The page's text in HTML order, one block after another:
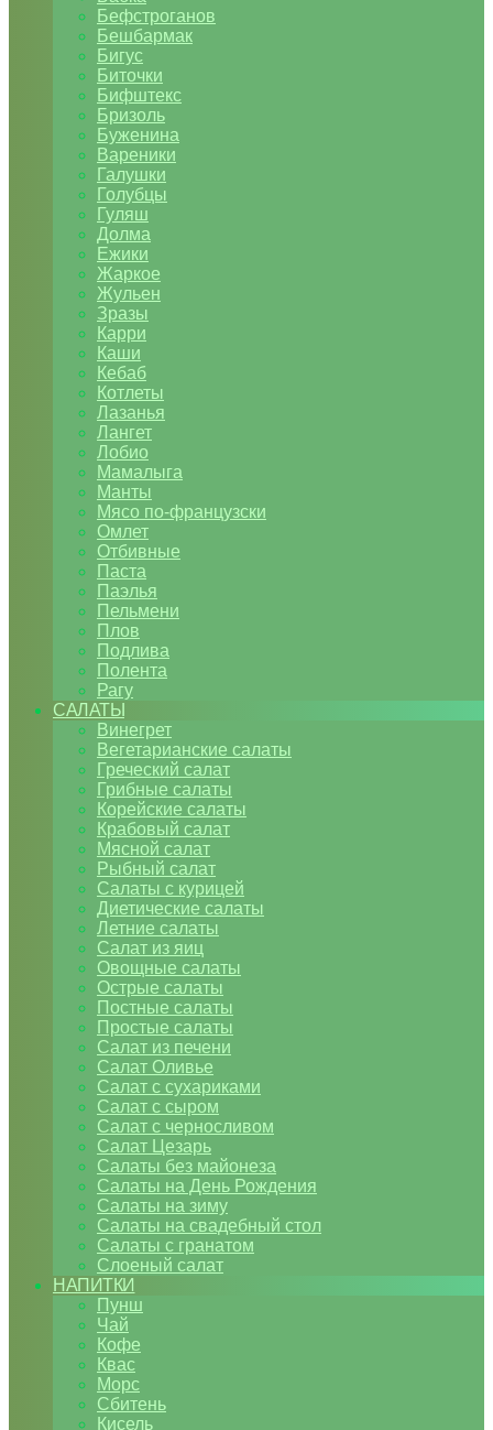
Бефстроганов
Бешбармак
Бигус
Биточки
Бифштекс
Бризоль
Буженина
Вареники
Галушки
Голубцы
Гуляш
Долма
Ежики
Жаркое
Жульен
Зразы
Карри
Каши
Кебаб
Котлеты
Лазанья
Лангет
Лобио
Мамалыга
Манты
Мясо по-французски
Омлет
Отбивные
Паста
Паэлья
Пельмени
Плов
Подлива
Полента
Рагу
САЛАТЫ
Винегрет
Вегетарианские салаты
Греческий салат
Грибные салаты
Корейские салаты
Крабовый салат
Мясной салат
Рыбный салат
Салаты с курицей
Диетические салаты
Летние салаты
Салат из яиц
Овощные салаты
Острые салаты
Постные салаты
Простые салаты
Салат из печени
Салат Оливье
Салат с сухариками
Салат с сыром
Салат с черносливом
Салат Цезарь
Салаты без майонеза
Салаты на День Рождения
Салаты на зиму
Салаты на свадебный стол
Салаты с гранатом
Слоеный салат
НАПИТКИ
Пунш
Чай
Кофе
Квас
Морс
Сбитень
Кисель